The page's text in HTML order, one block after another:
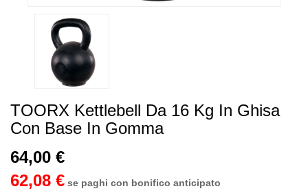
TOORX Kettlebell Da 16 Kg In Ghisa
Con Base In Gomma
64,00 €
62,08 € se paghi con bonifico anticipato